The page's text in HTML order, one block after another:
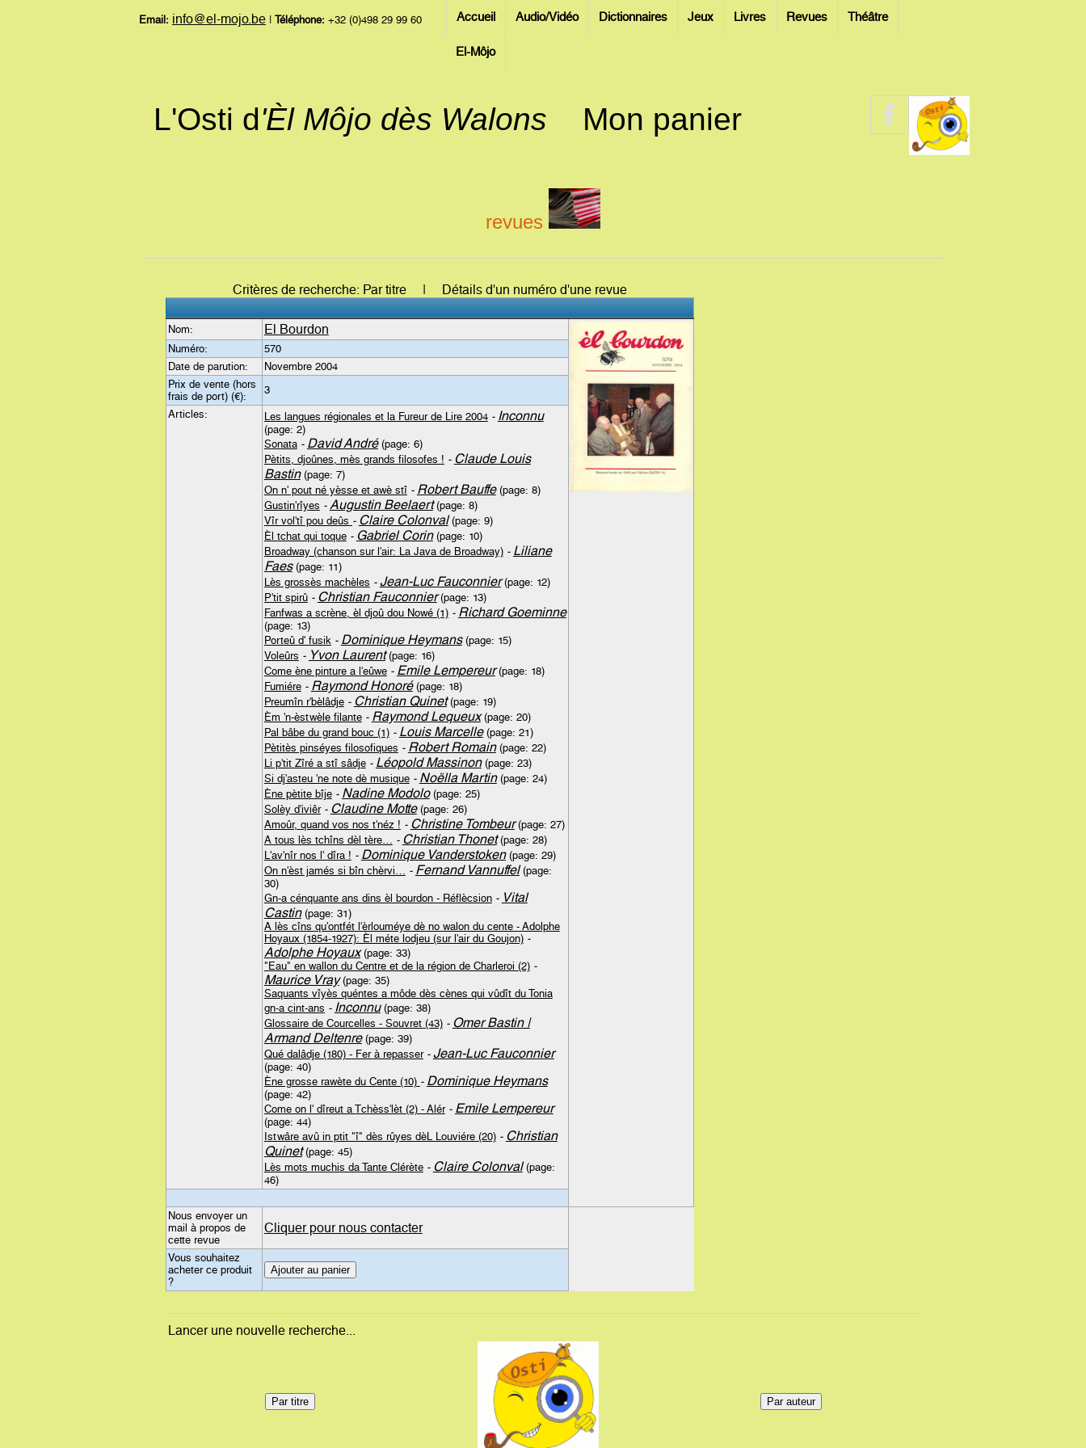
Email: info@el-mojo.be Téléphone: +32 (0)498 29 99 60 Accueil Audio/Vidéo Dictionnaires Jeux Livres Revues Théâtre
El-Môjo
L'Osti d'Èl Môjo dès Walons Mon panier
revues
Critères de recherche: Par titre | Détails d'un numéro d'une revue
Nom: El Bourdon
Numéro:
570
Date de parution:
Novembre 2004
Prix de vente (hors
frais de port) (€):
3
Articles:
Les langues régionales et la Fureur de Lire 2004 - Inconnu
(page: 2)
Sonata - David André(page: 6)
Pètits, djoûnes, mès grands filosofes ! - Claude Louis
Bastin(page: 7)
On n' pout né yèsse et awè stî - Robert Bauffe(page: 8)
Gustin'rîyes - Augustin Beelaert(page: 8)
Vîr vol'tî pou deûs - Claire Colonval(page: 9)
Èl tchat qui toque - Gabriel Corin(page: 10)
Broadway (chanson sur l'air: La Java de Broadway) - Liliane
Faes(page: 11)
Lès grossès machèles - Jean-Luc Fauconnier(page: 12)
P'tit spirû - Christian Fauconnier(page: 13)
Fanfwas a scrène, èl djoû dou Nowé (1) - Richard Goeminne
(page: 13)
Porteû d' fusik - Dominique Heymans(page: 15)
Voleûrs - Yvon Laurent(page: 16)
Come ène pinture a l'eûwe - Emile Lempereur(page: 18)
Fumiére - Raymond Honoré(page: 18)
Preumîn r'bèlâdje - Christian Quinet(page: 19)
Èm 'n-èstwèle filante - Raymond Lequeux(page: 20)
Pal bâbe du grand bouc (1) - Louis Marcelle(page: 21)
Pètitès pinséyes filosofiques - Robert Romain(page: 22)
Li p'tit Zîré a stî sâdje - Léopold Massinon(page: 23)
Si dj'asteu 'ne note dè musique - Noëlla Martin(page: 24)
Ène pètite bîje - Nadine Modolo(page: 25)
Solèy d'iviêr - Claudine Motte(page: 26)
Amoûr, quand vos nos t'néz ! - Christine Tombeur(page: 27)
A tous lès tchîns dèl tère… - Christian Thonet(page: 28)
L'av'nîr nos l' dîra ! - Dominique Vanderstoken(page: 29)
On n'èst jamés si bîn chèrvi… - Fernand Vannuffel(page:
30)
Gn-a cénquante ans dins èl bourdon - Réflècsion - Vital
Castin(page: 31)
A lès cîns qu'ontfét l'èrlouméye dè no walon du cente - Adolphe
Hoyaux (1854-1927): Èl méte lodjeu (sur l'air du Goujon) -
Adolphe Hoyaux(page: 33)
"Eau" en wallon du Centre et de la région de Charleroi (2) -
Maurice Vray(page: 35)
Saquants vîyès quéntes a môde dès cènes qui vûdît du Tonia
gn-a cint-ans - Inconnu(page: 38)
Glossaire de Courcelles - Souvret (43) - Omer Bastin |
Armand Deltenre(page: 39)
Qué dalâdje (180) - Fer à repasser - Jean-Luc Fauconnier
(page: 40)
Ène grosse rawète du Cente (10) - Dominique Heymans
(page: 42)
Come on l' dîreut a Tchèss'lèt (2) - Alér - Emile Lempereur
(page: 44)
Istwâre avû in ptit "î" dès rûyes dèL Louviére (20) - Christian
Quinet(page: 45)
Lès mots muchis da Tante Clérète - Claire Colonval(page:
46)
Nous envoyer un
mail à propos de
cette revue
Cliquer pour nous contacter
Vous souhaitez
acheter ce produit
?
Lancer une nouvelle recherche...